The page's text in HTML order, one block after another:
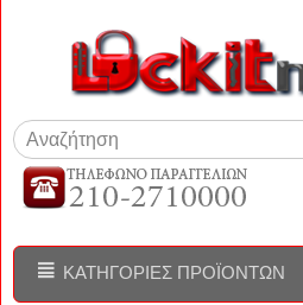
ΚΑΤΗΓΟΡΊΕΣ ΠΡΟΪΌΝΤΩΝ